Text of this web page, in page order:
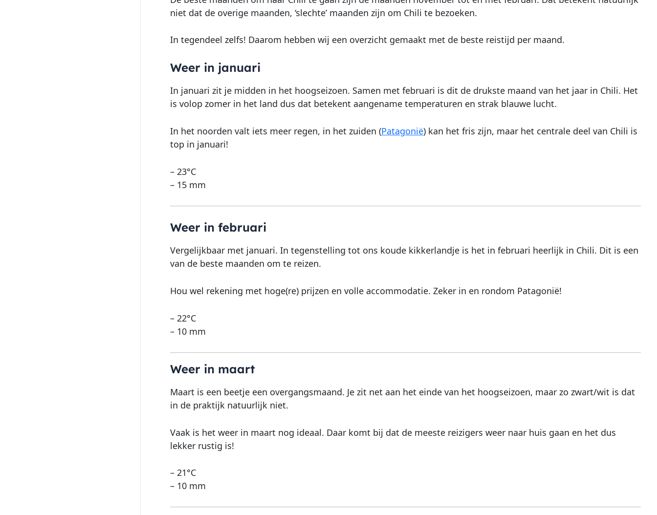
niet dat de overige maanden, ‘slechte’ maanden zijn om Chili te bezoeken.
In tegendeel zelfs! Daarom hebben wij een overzicht gemaakt met de beste reistijd per maand.
Weer in januari
In januari zit je midden in het hoogseizoen. Samen met februari is dit de drukste maand van het jaar in Chili. Het
is volop zomer in het land dus dat betekent aangename temperaturen en strak blauwe lucht.
In het noorden valt iets meer regen, in het zuiden (Patagonië) kan het fris zijn, maar het centrale deel van Chili is
top in januari!
– 23°C
– 15 mm
Weer in februari
Vergelijkbaar met januari. In tegenstelling tot ons koude kikkerlandje is het in februari heerlijk in Chili. Dit is een
van de beste maanden om te reizen.
Hou wel rekening met hoge(re) prijzen en volle accommodatie. Zeker in en rondom Patagonië!
– 22°C
– 10 mm
Weer in maart
Maart is een beetje een overgangsmaand. Je zit net aan het einde van het hoogseizoen, maar zo zwart/wit is dat
in de praktijk natuurlijk niet.
Vaak is het weer in maart nog ideaal. Daar komt bij dat de meeste reizigers weer naar huis gaan en het dus
lekker rustig is!
– 21°C
– 10 mm